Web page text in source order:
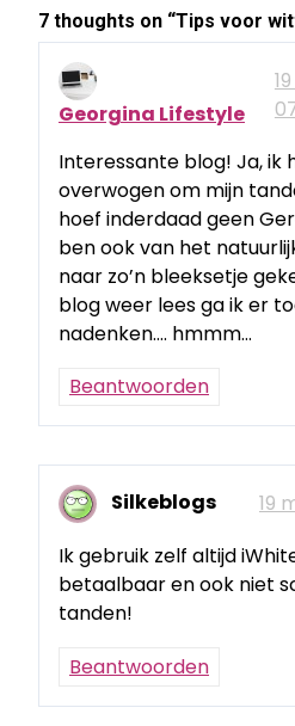
7 thoughts on “Tips voor
Georgina Lifestyle
Interessante blog! Ja, ik
overwogen om mijn
hoef inderdaad geen
ben ook van het
naar zo’n bleeksetje
blog weer lees ga ik er
nadenken…. hmmm…
Beantwoorden
Silkeblogs
19
Ik gebruik zelf altijd
betaalbaar en ook niet
tanden!
Beantwoorden